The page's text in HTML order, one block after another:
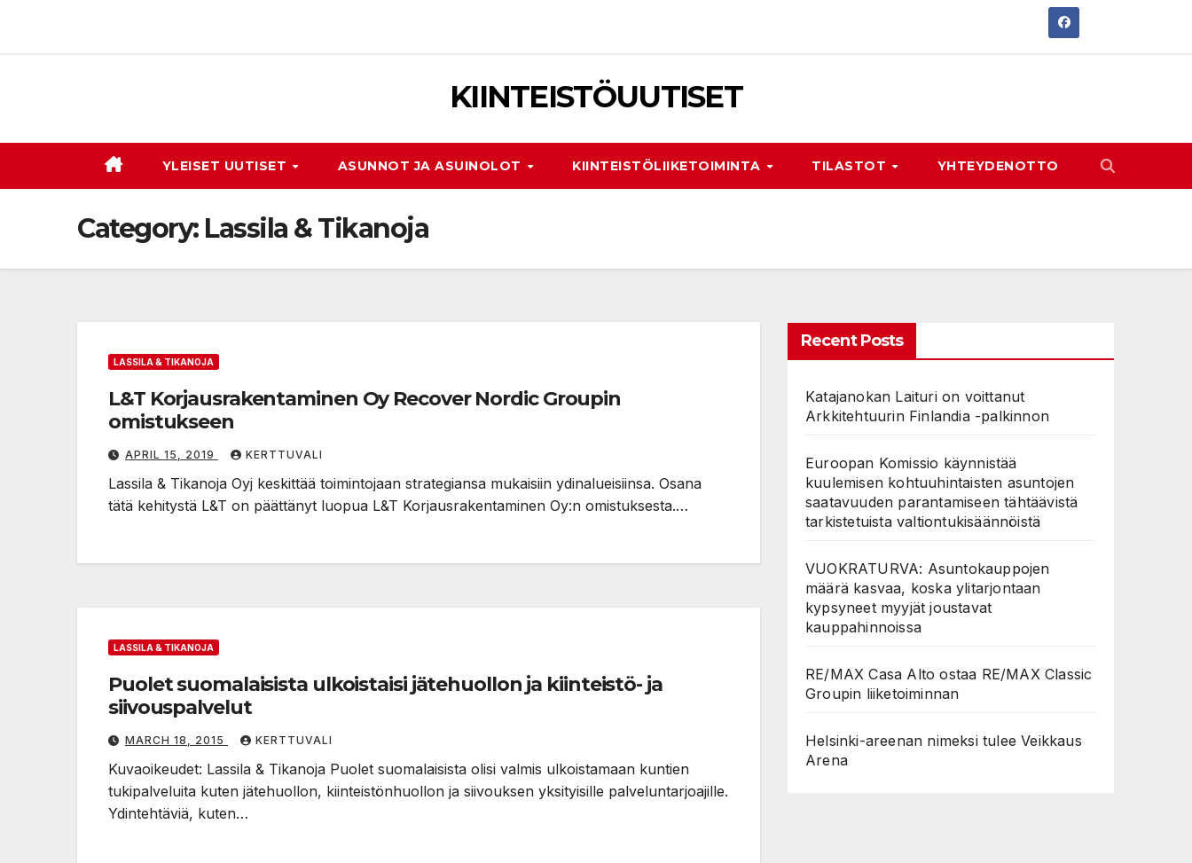
KIINTEISTÖUUTISET
YLEISET UUTISET ASUNNOT JA ASUINOLOT KIINTEISTÖLIIKETOIMINTA TILASTOT YHTEYDENOTTO
Category: Lassila & Tikanoja
LASSILA & TIKANOJA
L&T Korjausrakentaminen Oy Recover Nordic Groupin
omistukseen
APRIL 15, 2019 KERTTUVALI
Lassila & Tikanoja Oyj keskittää toimintojaan strategiansa mukaisiin ydinalueisiinsa. Osana
tätä kehitystä L&T on päättänyt luopua L&T Korjausrakentaminen Oy:n omistuksesta.…
LASSILA & TIKANOJA
Puolet suomalaisista ulkoistaisi jätehuollon ja kiinteistö- ja
siivouspalvelut
MARCH 18, 2015 KERTTUVALI
Kuvaoikeudet: Lassila & Tikanoja Puolet suomalaisista olisi valmis ulkoistamaan kuntien
tukipalveluita kuten jätehuollon, kiinteistönhuollon ja siivouksen yksityisille palveluntarjoajille.
Ydintehtäviä, kuten…
Recent Posts
Katajanokan Laituri on voittanut
Arkkitehtuurin Finlandia -palkinnon
Euroopan Komissio käynnistää
kuulemisen kohtuuhintaisten asuntojen
saatavuuden parantamiseen tähtäävistä
tarkistetuista valtiontukisäännöistä
VUOKRATURVA: Asuntokauppojen
määrä kasvaa, koska ylitarjontaan
kypsyneet myyjät joustavat
kauppahinnoissa
RE/MAX Casa Alto ostaa RE/MAX Classic
Groupin liiketoiminnan
Helsinki-areenan nimeksi tulee Veikkaus
Arena